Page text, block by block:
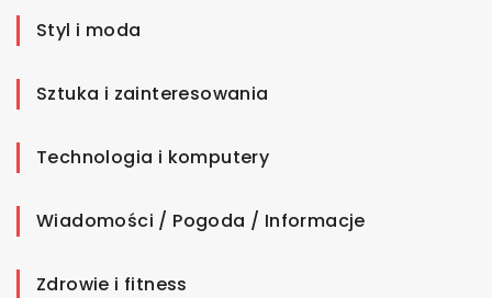
Styl i moda
Sztuka i zainteresowania
Technologia i komputery
Wiadomości / Pogoda / Informacje
Zdrowie i fitness